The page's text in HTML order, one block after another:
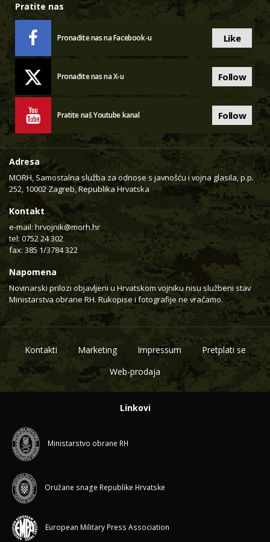
Pratite nas
Pronađite nas na Facebook-u Like
Pronađite nas na X-u Follow
Pratite naš Youtube kanal Follow
Adresa
MORH, Samostalna služba za odnose s javnošću i vojna glasila, p.p.
252, 10002 Zagreb, Republika Hrvatska
Kontakt
e-mail: hrvojnik@morh.hr
tel: 0752 24 302
fax: 385 1/3784 322
Napomena
Novinarski prilozi objavljeni u Hrvatskom vojniku nisu službeni stav
Ministarstva obrane RH. Rukopise i fotografije ne vraćamo.
Kontakti Marketing Impressum
Pretplati se
Web-prodaja
Linkovi
Ministarstvo obrane RH
Oružane snage Republike Hrvatske
European Military Press Association